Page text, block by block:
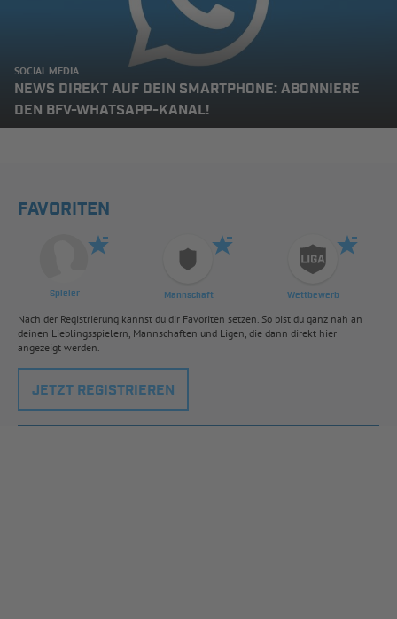
SOCIAL MEDIA
NEWS DIREKT AUF DEIN SMARTPHONE: ABONNIERE
DEN BFV-WHATSAPP-KANAL!
FAVORITEN
Spieler Mannschaft Wettbewerb
Nach der Registrierung kannst du dir Favoriten setzen. So bist du ganz nah an
deinen Lieblingsspielern, Mannschaften und Ligen, die dann direkt hier
angezeigt werden.
JETZT REGISTRIEREN